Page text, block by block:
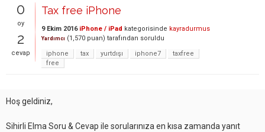
0
oy
2
cevap
Tax free iPhone
9 Ekim 2016 iPhone / iPad kategorisinde kayradurmus
Yardımcı (1,570 puan) tarafından soruldu
iphone
tax yurtdışı iphone7
taxfree
free
Hoş geldiniz,
Sihirli Elma Soru & Cevap ile sorularınıza en kısa zamanda yanıt